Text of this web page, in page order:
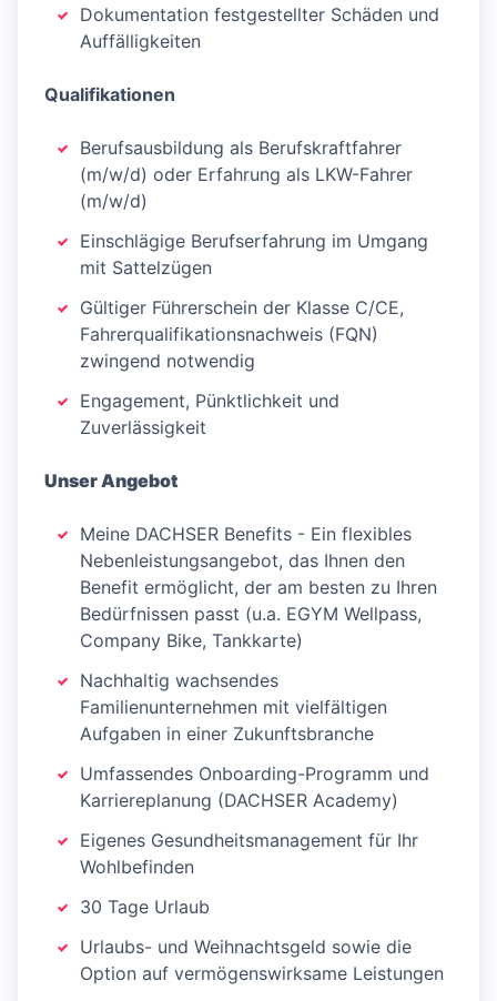
Dokumentation festgestellter Schäden und
Auffälligkeiten
Qualifikationen
Berufsausbildung als Berufskraftfahrer
(m/w/d) oder Erfahrung als LKW-Fahrer
(m/w/d)
Einschlägige Berufserfahrung im Umgang
mit Sattelzügen
Gültiger Führerschein der Klasse C/CE,
Fahrerqualifikationsnachweis (FQN)
zwingend notwendig
Engagement, Pünktlichkeit und
Zuverlässigkeit
Unser Angebot
Meine DACHSER Benefits - Ein flexibles
Nebenleistungsangebot, das Ihnen den
Benefit ermöglicht, der am besten zu Ihren
Bedürfnissen passt (u.a. EGYM Wellpass,
Company Bike, Tankkarte)
Nachhaltig wachsendes
Familienunternehmen mit vielfältigen
Aufgaben in einer Zukunftsbranche
Umfassendes Onboarding-Programm und
Karriereplanung (DACHSER Academy)
Eigenes Gesundheitsmanagement für Ihr
Wohlbefinden
30 Tage Urlaub
Urlaubs- und Weihnachtsgeld sowie die
Option auf vermögenswirksame Leistungen